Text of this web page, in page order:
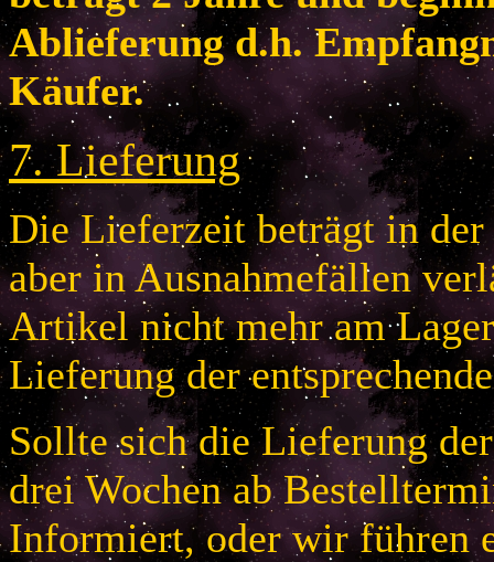
Ablieferung d.h.
Käufer.
7.Lieferung
Die Lieferzeit beträgt in der
aber in Ausnahmefällen
Artikel nicht mehr am
Lieferung der
Sollte sich die Lieferung
drei Wochen ab
Informiert, oder wir führen